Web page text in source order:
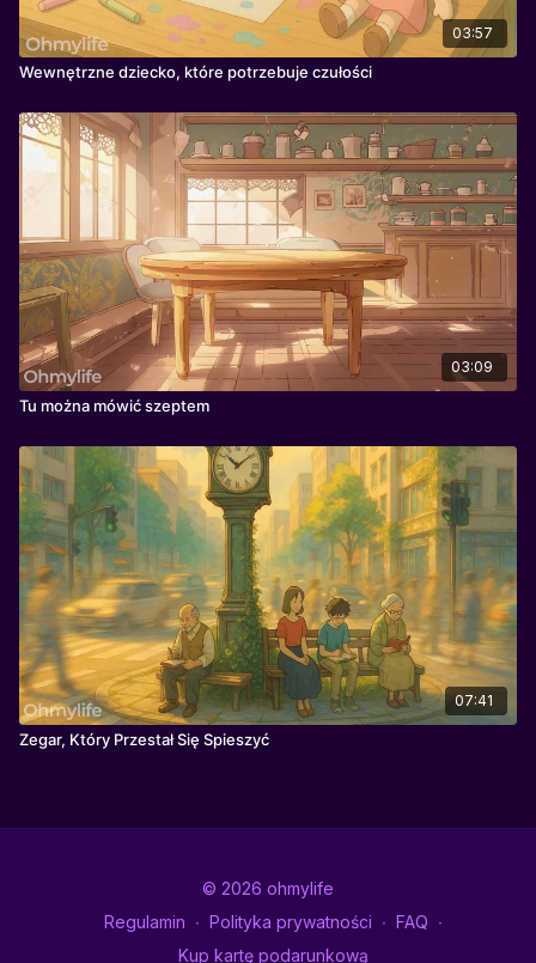
03:57
Wewnętrzne dziecko, które potrzebuje czułości
03:09
Tu można mówić szeptem
07:41
Zegar, Który Przestał Się Spieszyć
© 2026 ohmylife
Regulamin ∙ Polityka prywatności ∙ FAQ ∙
Kup kartę podarunkową